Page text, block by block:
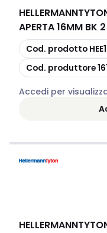
APERTA 16MM BK
copia
Cod. prodotto
copia
Cod. produttore
Accedi per